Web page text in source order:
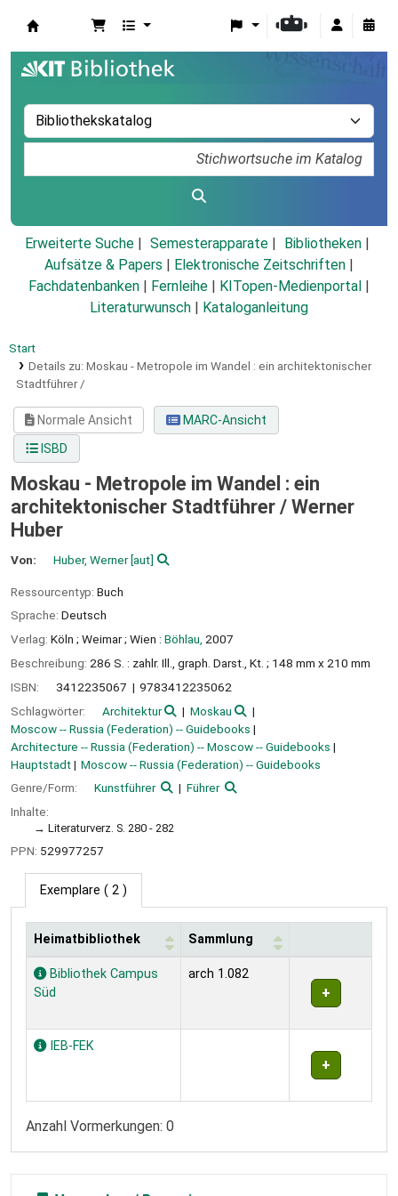
Erweiterte Suche Semesterapparate
Bibliotheken
Aufsätze & Papers
Elektronische Zeitschriften
Fachdatenbanken
Fernleihe KITopen-Medienportal
Literaturwunsch
Kataloganleitung
Start
Details zu: Moskau - Metropole im Wandel : ein architektonischer
Stadtführer /
Normale Ansicht
MARC-Ansicht
ISBD
Moskau - Metropole im Wandel : ein
architektonischer Stadtführer / Werner
Huber
Von: Huber, Werner[aut]
Ressourcentyp: Buch
Sprache: Deutsch
Verlag: Köln ; Weimar ; Wien : Böhlau, 2007
Beschreibung: 286 S. : zahlr. Ill., graph. Darst., Kt. ; 148 mm x 210 mm
ISBN:
3412235067
9783412235062
Schlagwörter:
Architektur
Moskau
Moscow -- Russia (Federation) -- Guidebooks
Architecture -- Russia (Federation) -- Moscow -- Guidebooks
Hauptstadt
Moscow -- Russia (Federation) -- Guidebooks
Genre/Form:
Kunstführer
Führer
Inhalte:
Literaturverz. S. 280 - 282
PPN: 529977257
Exemplare ( 2 )
Exemplare
Heimatbibliothek Sammlung
Bibliothek Campus
Süd
arch 1.082
IEB-FEK
Anzahl Vormerkungen: 0